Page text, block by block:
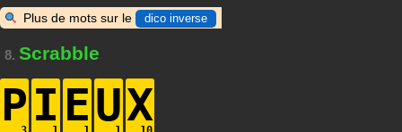
Plus de mots sur le dico inverse
8. Scrabble
PI EUX